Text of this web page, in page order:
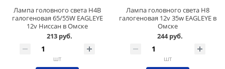
Лампа головного света H4B
галогеновая 65/55W EAGLEYE
12v Ниссан в Омске
213 руб.
шт
Лампа головного света H8
галогеновая 12v 35w EAGLEYE в
Омске
244 руб.
шт